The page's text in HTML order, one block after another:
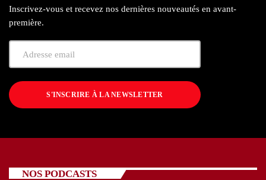
Inscrivez-vous et recevez nos dernières nouveautés en avant-
première.
S'INSCRIRE À LA NEWSLETTER
NOS PODCASTS